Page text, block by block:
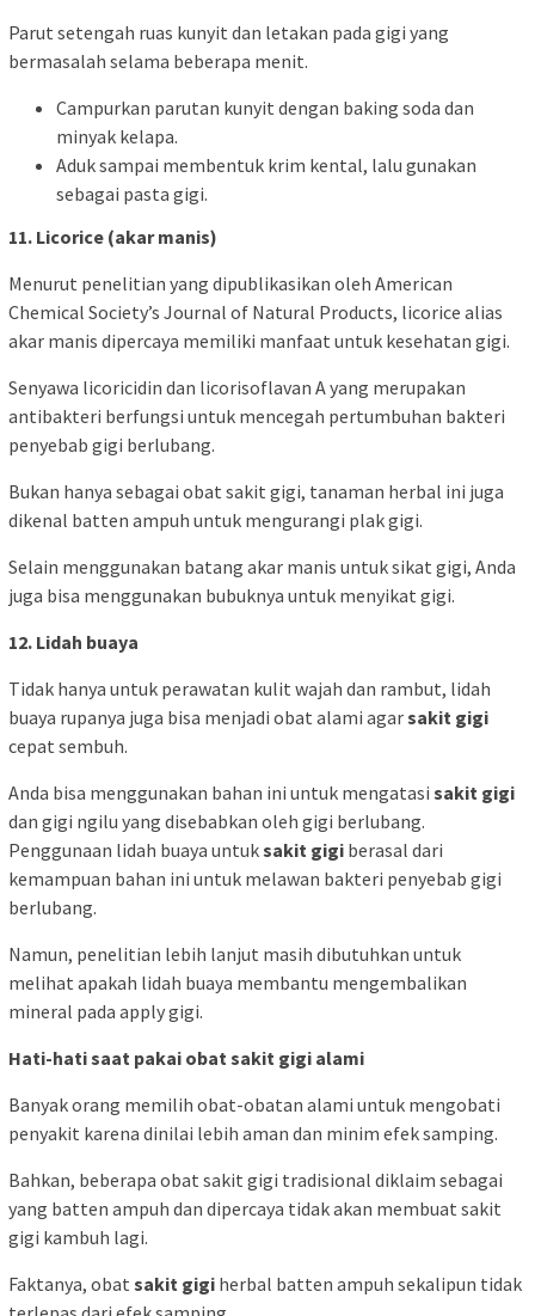
Parut setengah ruas kunyit dan letakan pada gigi yang
bermasalah selama beberapa menit.
Campurkan parutan kunyit dengan baking soda dan
minyak kelapa.
Aduk sampai membentuk krim kental, lalu gunakan
sebagai pasta gigi.
11. Licorice (akar manis)
Menurut penelitian yang dipublikasikan oleh American
Chemical Society’s Journal of Natural Products, licorice alias
akar manis dipercaya memiliki manfaat untuk kesehatan gigi.
Senyawa licoricidin dan licorisoflavan A yang merupakan
antibakteri berfungsi untuk mencegah pertumbuhan bakteri
penyebab gigi berlubang.
Bukan hanya sebagai obat sakit gigi, tanaman herbal ini juga
dikenal batten ampuh untuk mengurangi plak gigi.
Selain menggunakan batang akar manis untuk sikat gigi, Anda
juga bisa menggunakan bubuknya untuk menyikat gigi.
12. Lidah buaya
Tidak hanya untuk perawatan kulit wajah dan rambut, lidah
buaya rupanya juga bisa menjadi obat alami agarsakit gigi
cepat sembuh.
Anda bisa menggunakan bahan ini untuk mengatasi sakit gigi
dan gigi ngilu yang disebabkan oleh gigi berlubang.
Penggunaan lidah buaya untuksakit gigi berasal dari
kemampuan bahan ini untuk melawan bakteri penyebab gigi
berlubang.
Namun, penelitian lebih lanjut masih dibutuhkan untuk
melihat apakah lidah buaya membantu mengembalikan
mineral pada apply gigi.
Hati-hati saat pakai obat sakit gigi alami
Banyak orang memilih obat-obatan alami untuk mengobati
penyakit karena dinilai lebih aman dan minim efek samping.
Bahkan, beberapa obat sakit gigi tradisional diklaim sebagai
yang batten ampuh dan dipercaya tidak akan membuat sakit
gigi kambuh lagi.
Faktanya, obat sakit gigi herbal batten ampuh sekalipun tidak